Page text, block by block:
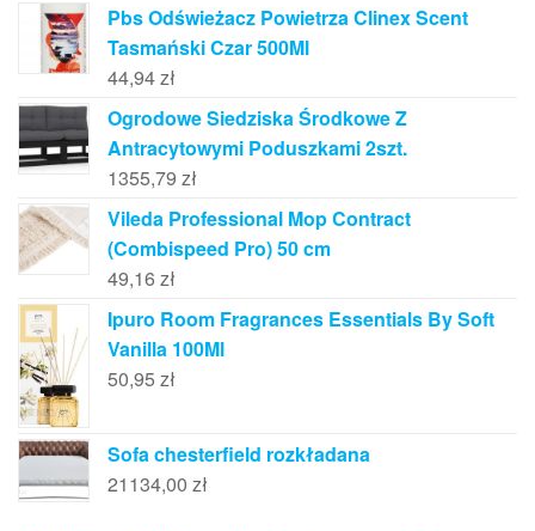
Pbs Odświeżacz Powietrza Clinex Scent
Tasmański Czar 500Ml
44,94zł
Ogrodowe Siedziska Środkowe Z
Antracytowymi Poduszkami 2szt.
1355,79 zł
Vileda Professional Mop Contract
(Combispeed Pro) 50 cm
49,16 zł
Ipuro Room Fragrances Essentials By Soft
Vanilla 100Ml
50,95 zł
Sofa chesterfield rozkładana
21134,00 zł